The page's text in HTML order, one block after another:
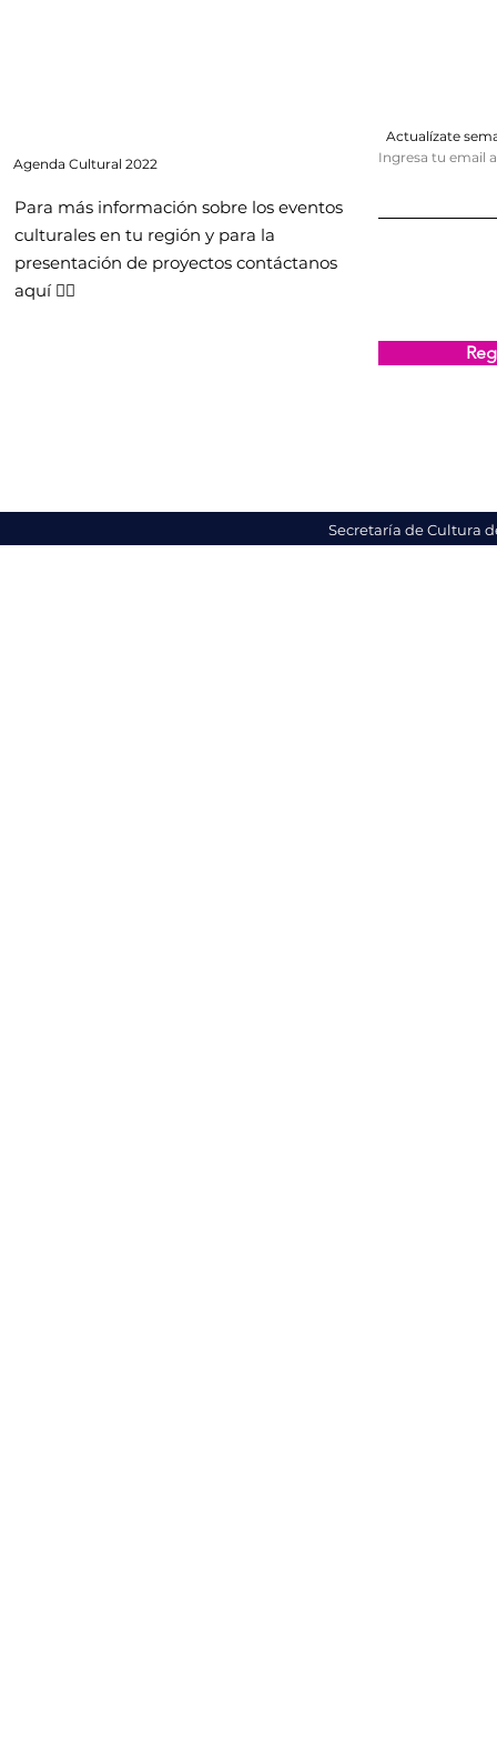
Agenda Cultural 2022
Para más información sobre los eventos
culturales en tu región y para la
presentación de proyectos contáctanos
aquí 👇🏻
Actualízate
Ingresa tu email
Secretaría de Cultura